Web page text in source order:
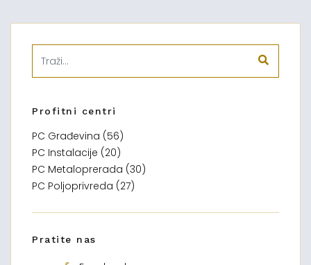
Profitni centri
PC Građevina (56)
PC Instalacije (20)
PC Metaloprerada (30)
PC Poljoprivreda (27)
Pratite nas